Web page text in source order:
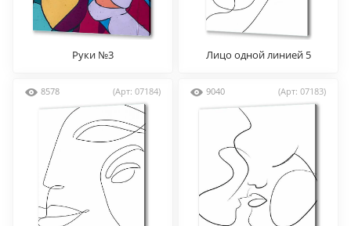
Руки №3 Лицо одной линией 5
8578 (Арт: 07184) 9040 (Арт: 07183)